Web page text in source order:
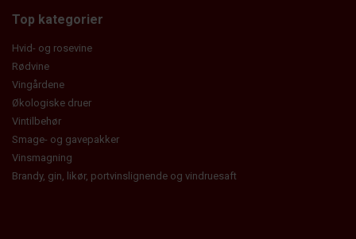
Top kategorier
Hvid- og rosevine
Rødvine
Vingårdene
Økologiske druer
Vintilbehør
Smage- og gavepakker
Vinsmagning
Brandy, gin, likør, portvinslignende og vindruesaft